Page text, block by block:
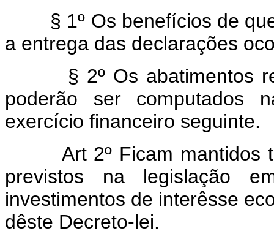
§ 1º Os benefícios de que
a entrega das declarações
§ 2º Os abatimentos
poderão ser computados
exercício financeiro seguinte.
Art 2º Ficam mantidos
previstos na legislação
investimentos de interêsse
dêste Decreto-lei.